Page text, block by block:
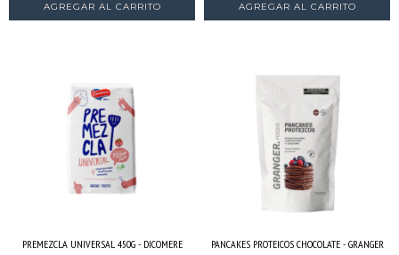
PREMEZCLA UNIVERSAL 450G - DICOMERE PANCAKES PROTEICOS CHOCOLATE - GRANGER